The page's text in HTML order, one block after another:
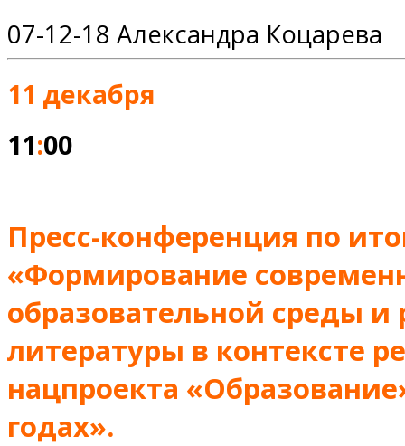
07-12-18 Александра Коцарева
11 декабря
11:00
Пресс-конференция по
«Формирование
образовательной среды
литературы в контексте
нацпроекта
годах».